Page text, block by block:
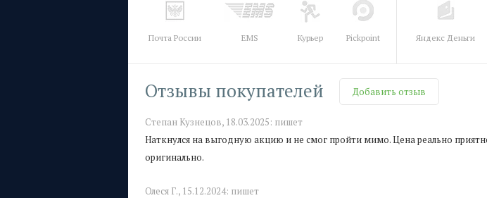
Почта России EMS Курьер Pickpoint Яндекс Деньги
Отзывы покупателей Добавить отзыв
Степан Кузнецов, 18.03.2025: пишет
Наткнулся на выгодную акцию и не смог пройти мимо. Цена реально
оригинально.
Олеся Г., 15.12.2024: пишет